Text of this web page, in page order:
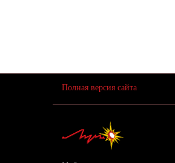
Полная версия сайта